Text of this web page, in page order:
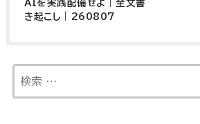
AIを実践配備せよ｜全文書
き起こし｜260807
索: